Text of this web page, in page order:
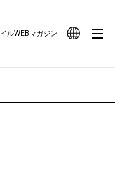
ルWEBマガジン